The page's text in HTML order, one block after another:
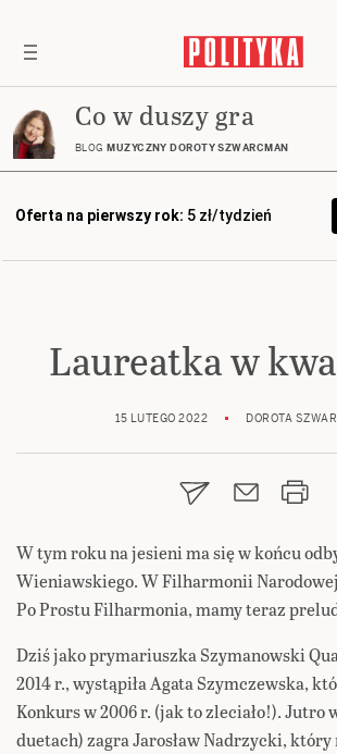
Co w duszy gra
BLOG MUZYCZNY DOROTY SZWARCMAN
Oferta na pierwszy rok: 5 zł/tydzień
Laureatka w
15 LUTEGO 2022 DOROTA
W tym roku na jesieni ma się w końcu
Wieniawskiego. W Filharmonii
Po Prostu Filharmonia, mamy teraz
Dziś jako prymariuszka Szymanowski
2014 r., wystąpiła Agata Szymczewska,
Konkurs w 2006 r. (jak to zleciało!). Jutro
duetach) zagra Jarosław Nadrzycki,